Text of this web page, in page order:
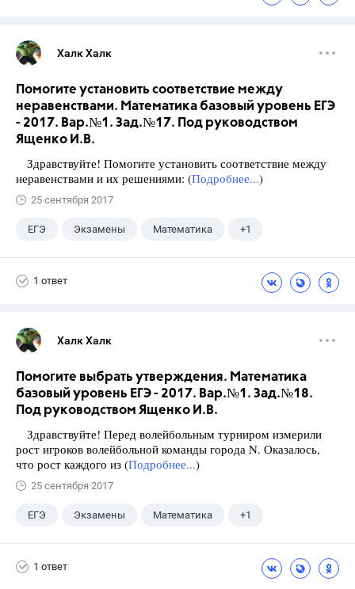
Халк Халк
Помогите установить соответствие между
неравенствами. Математика базовый уровень ЕГЭ
- 2017. Вар.№1. Зад.№17. Под руководством
Ященко И.В.
Здравствуйте! Помогите установить соответствие между
неравенствами и их решениями: (Подробнее...)
25 сентября 2017
ЕГЭ Экзамены Математика +1
1 ответ
Халк Халк
Помогите выбрать утверждения. Математика
базовый уровень ЕГЭ - 2017. Вар.№1. Зад.№18.
Под руководством Ященко И.В.
Здравствуйте! Перед волейбольным турниром измерили
рост игроков волейбольной команды города N. Оказалось,
что рост каждого из (Подробнее...)
25 сентября 2017
ЕГЭ Экзамены Математика +1
1 ответ